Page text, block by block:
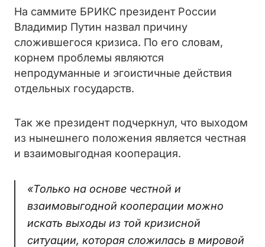
На саммите БРИКС президент России
Владимир Путин назвал причину
сложившегося кризиса. По его словам,
корнем проблемы являются
непродуманные и эгоистичные действия
отдельных государств.
Так же президент подчеркнул, что выходом
из нынешнего положения является честная
и взаимовыгодная кооперация.
«Только на основе честной и
взаимовыгодной кооперации можно
искать выходы из той кризисной
ситуации, которая сложилась в мировой